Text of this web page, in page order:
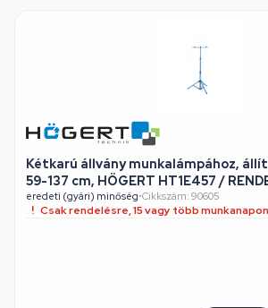
Kétkarú állvány munkalámpához,
59-137 cm, HÖGERT HT1E457 /
eredeti (gyári) minőség•Cikkszám: 90605
Csak rendelésre, 15 vagy több